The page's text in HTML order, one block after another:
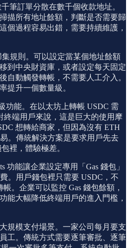
筆訂單分散在數千個收款地址。
描所有地址餘額，判斷是否需要歸
個過程容易出錯，需要持續維護，
規則。可以設定當某個地址餘額
到中央財資庫，或者設定每天固定
自動觸發轉帳，不需要人工介入。
提升一個數量級。
功能。在以太坊上轉帳 USDC 需
終端用戶來說，這是巨大的使用摩
想轉給商家，但因為沒有 ETH
。傳統解決方案是要求用戶先去
裡，體驗極差。
功能讓企業設定專用「Gas 錢包」
。用戶錢包裡只需要 USDC，不
。企業可以監控 Gas 錢包餘額，
能大幅降低終端用戶的進入門檻，
規模支付場景。一家公司每月要支
工。傳統方式需要逐筆審批、逐筆